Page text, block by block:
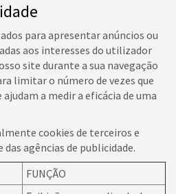
para apresentar anúncios ou
aos interesses do utilizador
site durante a sua navegação
limitar o número de vezes que
a medir a eficácia de uma
cookies de terceiros e
agências de publicidade.
FUNÇÃO